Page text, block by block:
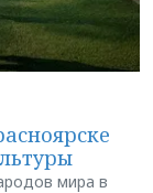
мира в